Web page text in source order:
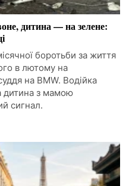
дитина — на зелене:
боротьби за життя
в лютому на
на BMW. Водійка
дитина з мамою
сигнал.